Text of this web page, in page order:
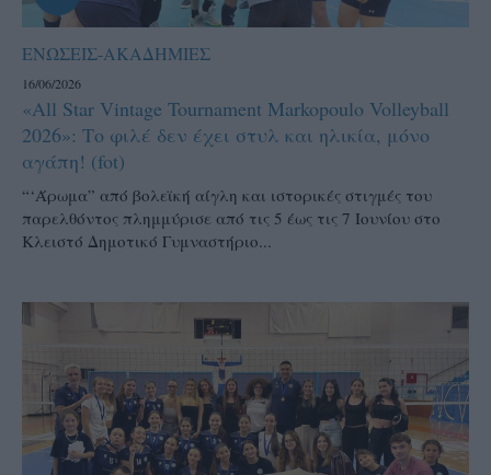
ΕΝΩΣΕΙΣ-ΑΚΑΔΗΜΙΕΣ
16/06/2026
«All Star Vintage Tournament Markopoulo Volleyball
2026»: Το φιλέ δεν έχει στυλ και ηλικία, μόνο
αγάπη! (fot)
“‘Άρωμα” από βολεϊκή αίγλη και ιστορικές στιγμές του
παρελθόντος πλημμύρισε από τις 5 έως τις 7 Ιουνίου στο
Κλειστό Δημοτικό Γυμναστήριο...